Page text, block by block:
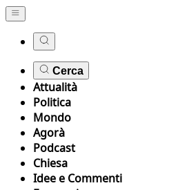
Cerca
Attualità
Politica
Mondo
Agorà
Podcast
Chiesa
Idee e Commenti